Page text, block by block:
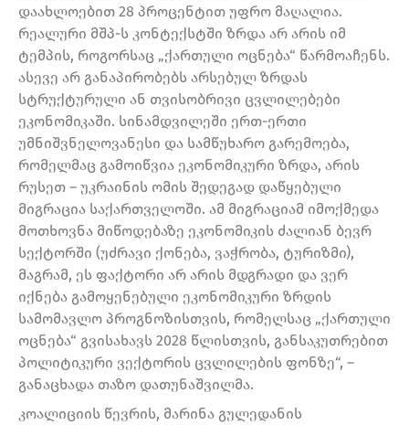
დაახლოებით 28 პროცენტით უფრო მაღალია.
რეალური მშპ-ს კონტექსტში ზრდა არ არის იმ
ტემპის, როგორსაც „ქართული ოცნება“ წარმოაჩენს.
ასევე არ განაპირობებს არსებულ ზრდას
სტრუქტურული ან თვისობრივი ცვლილებები
ეკონომიკაში. სინამდვილეში ერთ-ერთი
უმნიშვნელოვანესი და სამწუხარო გარემოება,
რომელმაც გამოიწვია ეკონომიკური ზრდა, არის
რუსეთ – უკრაინის ომის შედეგად დაწყებული
მიგრაცია საქართველოში. ამ მიგრაციამ იმოქმედა
მოთხოვნა მიწოდებაზე ეკონომიკის ძალიან ბევრ
სექტორში (უძრავი ქონება, ვაჭრობა, ტურიზმი),
მაგრამ, ეს ფაქტორი არ არის მდგრადი და ვერ
იქნება გამოყენებული ეკონომიკური ზრდის
სამომავლო პროგნოზისთვის, რომელსაც „ქართული
ოცნება“ გვისახავს 2028 წლისთვის, განსაკუთრებით
პოლიტიკური ვექტორის ცვლილების ფონზე“, –
განაცხადა თაზო დათუნაშვილმა.
კოალიციის წევრის, მარინა გულედანის